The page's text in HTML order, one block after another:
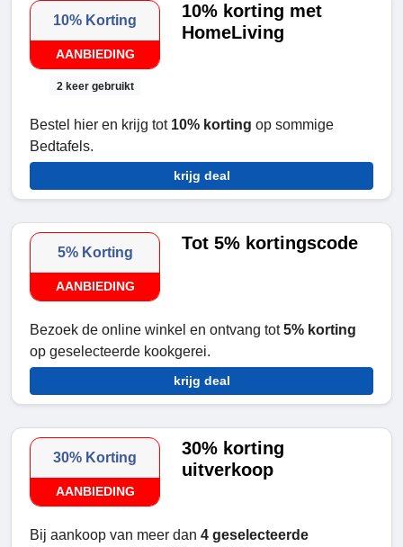
10% Korting
AANBIEDING
2 keer gebruikt
10% korting met
HomeLiving
Bestel hier en krijg tot 10% korting op sommige
Bedtafels.
krijg deal
5% Korting
AANBIEDING
Tot 5% kortingscode
Bezoek de online winkel en ontvang tot5% korting
op geselecteerde kookgerei.
krijg deal
30% Korting
AANBIEDING
30% korting
uitverkoop
Bij aankoop van meer dan 4 geselecteerde